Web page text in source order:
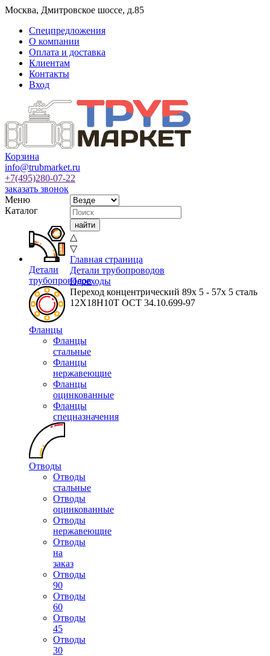
Москва, Дмитровское шоссе, д.85
Спецпредложения
О компании
Оплата и доставка
Клиентам
Контакты
Вход
Корзина
info@trubmarket.ru
+7(495)280-07-22
заказать звонок
Меню
Каталог
Детали
трубопроводов
Фланцы
Фланцы
стальные
Фланцы
нержавеющие
Фланцы
оцинкованные
Фланцы
спецназначения
Отводы
Отводы
стальные
Отводы
оцинкованные
Отводы
нержавеющие
Отводы
на
заказ
Отводы
90
Отводы
60
Отводы
45
Отводы
30
△
▽
Главная страница
Детали трубопроводов
Переходы
Переход концентрический 89х 5 - 57х 5 сталь
12Х18Н10Т ОСТ 34.10.699-97